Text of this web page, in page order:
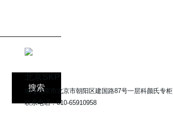
搜索
北京SKP
地址北京市北京市朝阳区建国路87号一层科颜氏专柜
联系电话：010-65910958